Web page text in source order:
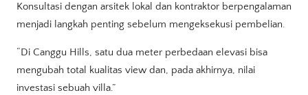
Konsultasi dengan arsitek lokal dan kontraktor berpengalaman
menjadi langkah penting sebelum mengeksekusi pembelian.
“Di Canggu Hills, satu dua meter perbedaan elevasi bisa
mengubah total kualitas view dan, pada akhirnya, nilai
investasi sebuah villa.”